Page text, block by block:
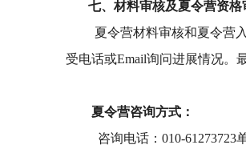
七、材料审核及夏令营资格
夏令营材料审核和夏令营
受电话或Email询问进展情况。
夏令营咨询方式：
咨询电话： 010-61273723